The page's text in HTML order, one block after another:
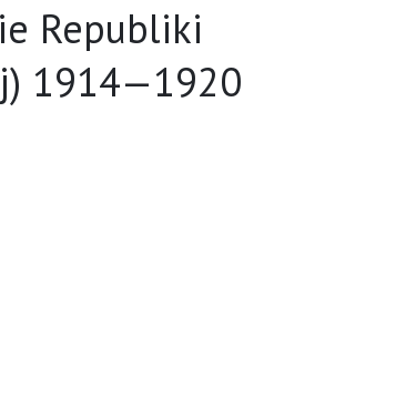
Republiki
1914—1920